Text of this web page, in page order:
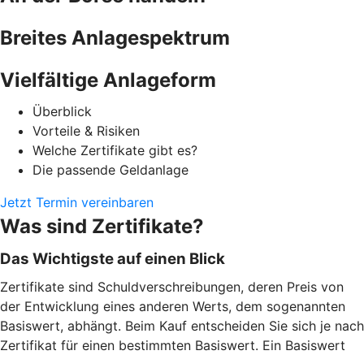
Breites Anlagespektrum
Vielfältige Anlageform
Überblick
Vorteile & Risiken
Welche Zertifikate gibt es?
Die passende Geldanlage
Jetzt Termin vereinbaren
Was sind Zertifikate?
Das Wichtigste auf einen Blick
Zertifikate sind Schuldverschreibungen, deren Preis von
der Entwicklung eines anderen Werts, dem sogenannten
Basiswert, abhängt. Beim Kauf entscheiden Sie sich je nach
Zertifikat für einen bestimmten Basiswert. Ein Basiswert